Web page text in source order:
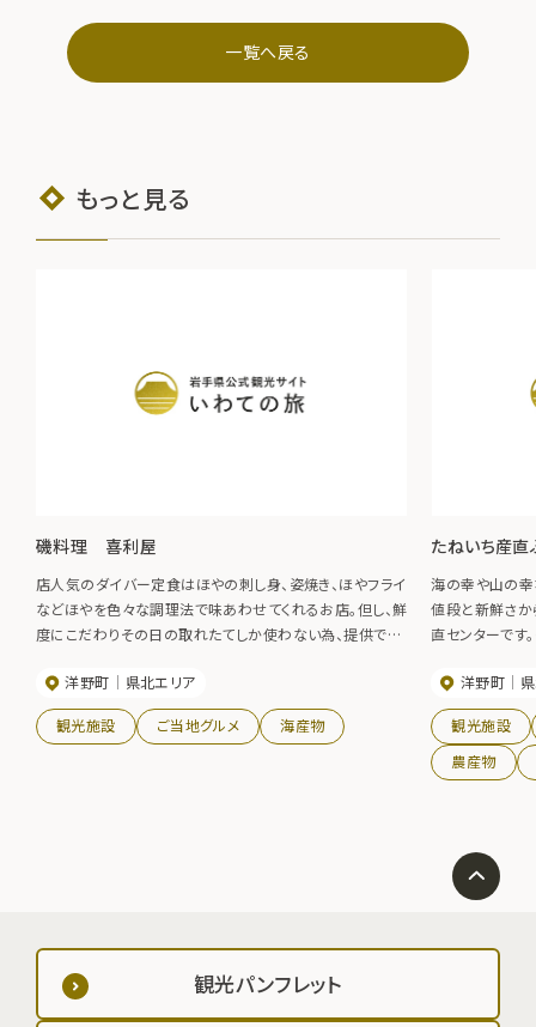
一覧へ戻る
もっと見る
磯料理 喜利屋
店人気のダイバー定食はほやの刺し身、姿焼き、ほやフライ
などほやを色々な調理法で味あわせてくれるお店。但し、鮮
度にこだわりその日の取れたてしか使わない為、提供でき
浜焼きから釣り船まで準備可。ダイバー定食1200円、いち
ご煮1000円など。
洋野町 県北エリア
観光施設 ご当地グルメ 海産物
たねいち産
海の幸や山の
値段と新鮮さ
直センターです
用しています。
洋野町
観光施設
農産物
観光パンフレット